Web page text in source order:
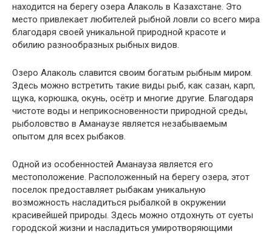
находится на берегу озера Алаколь в Казахстане. Это
место привлекает любителей рыбной ловли со всего мира
благодаря своей уникальной природной красоте и
обилию разнообразных рыбных видов.
Озеро Алаколь славится своим богатым рыбным миром.
Здесь можно встретить такие виды рыб, как сазан, карп,
щука, корюшка, окунь, осётр и многие другие. Благодаря
чистоте воды и неприкосновенности природной среды,
рыболовство в Аманаузе является незабываемым
опытом для всех рыбаков.
Одной из особенностей Аманауза является его
местоположение. Расположенный на берегу озера, этот
поселок предоставляет рыбакам уникальную
возможность насладиться рыбалкой в окружении
красивейшей природы. Здесь можно отдохнуть от суеты
городской жизни и насладиться умиротворяющими